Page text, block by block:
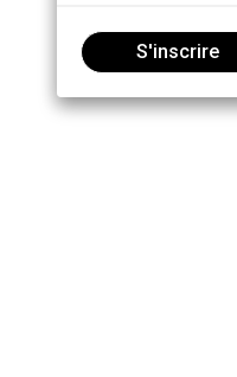
S'inscrire